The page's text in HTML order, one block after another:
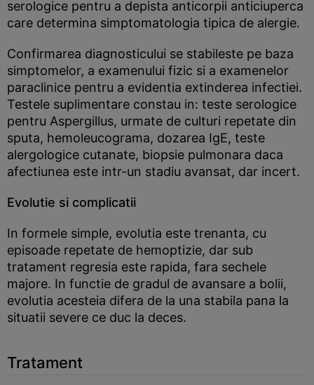
serologice pentru a depista anticorpii anticiuperca
care determina simptomatologia tipica de alergie.
Confirmarea diagnosticului se stabileste pe baza
simptomelor, a examenului fizic si a examenelor
paraclinice pentru a evidentia extinderea infectiei.
Testele suplimentare constau in: teste serologice
pentru Aspergillus, urmate de culturi repetate din
sputa, hemoleucograma, dozarea IgE, teste
alergologice cutanate, biopsie pulmonara daca
afectiunea este intr-un stadiu avansat, dar incert.
Evolutie si complicatii
In formele simple, evolutia este trenanta, cu
episoade repetate de hemoptizie, dar sub
tratament regresia este rapida, fara sechele
majore. In functie de gradul de avansare a bolii,
evolutia acesteia difera de la una stabila pana la
situatii severe ce duc la deces.
Tratament